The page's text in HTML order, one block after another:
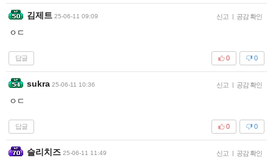
김제트 25-06-11 09:09 신고 | 공감 확인
ㅇㄷ
답글 0
0
sukra 25-06-11 10:36 신고 | 공감 확인
ㅇㄷ
답글 0
0
슬리치즈 25-06-11 11:49 신고 | 공감 확인